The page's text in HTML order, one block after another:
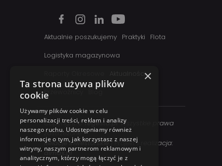
Aktualnie poszukujemy Praktyki
Flota
Logistyka magazynowa
Aktualności
Przewoźnicy
Blog
Copyright ©regesta.pl. Wszystkie prawa
zastrzezone
Relacje inwestorskie| Projekt i realizacja:
dimax.pl
×
Ta strona używa plików
cookie
Używamy plików cookie w celu
personalizacji treści, reklam i analizy
naszego ruchu. Udostępniamy również
informacje o tym, jak korzystasz z naszej
witryny, naszym partnerom reklamowym i
analitycznym, którzy mogą łączyć je z